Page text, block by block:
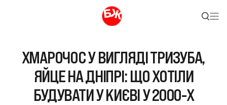
ХМАРОЧОС У ВИГЛЯДІ ТРИЗУБА,
ЯЙЦЕ НА ДНІПРІ: ЩО ХОТІЛИ
БУДУВАТИ У КИЄВІ У 2000-Х